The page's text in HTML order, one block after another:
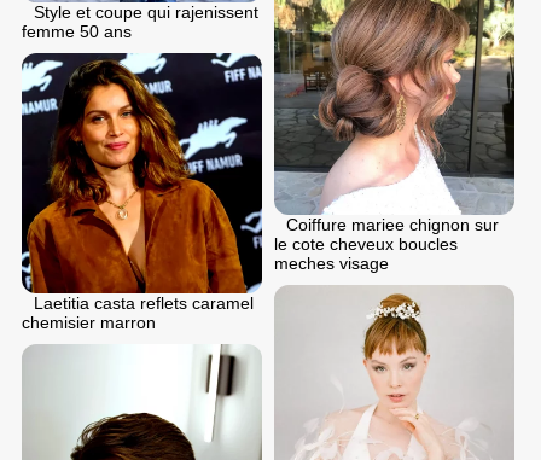
Style et coupe qui rajenissent
femme 50 ans
Coiffure mariee chignon sur
le cote cheveux boucles
meches visage
Laetitia casta reflets caramel
chemisier marron